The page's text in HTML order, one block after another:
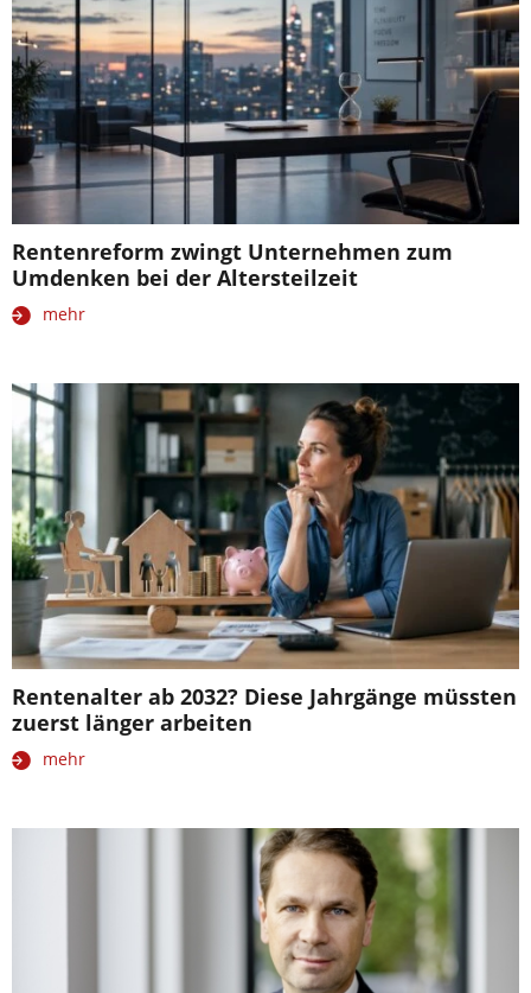
Rentenreform zwingt Unternehmen zum
Umdenken bei der Altersteilzeit
mehr
Rentenalter ab 2032? Diese Jahrgänge müssten
zuerst länger arbeiten
mehr